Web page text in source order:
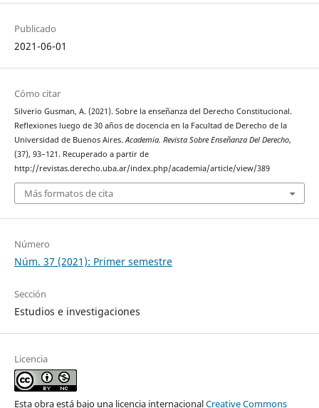
Publicado
2021-06-01
Cómo citar
Silverio Gusman, A. (2021). Sobre la enseñanza del Derecho Constitucional.
Reflexiones luego de 30 años de docencia en la Facultad de Derecho de la
Universidad de Buenos Aires. Academia. Revista Sobre Enseñanza Del Derecho,
(37), 93–121. Recuperado a partir de
http://revistas.derecho.uba.ar/index.php/academia/article/view/389
Más formatos de cita
Número
Núm. 37 (2021): Primer semestre
Sección
Estudios e investigaciones
Licencia
Esta obra está bajo una licencia internacionalCreative Commons